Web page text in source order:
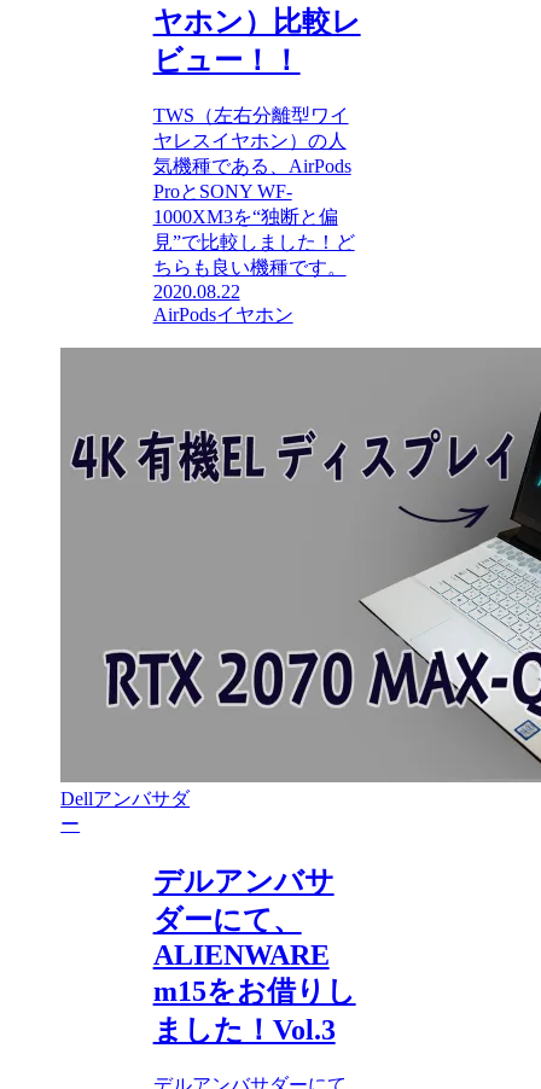
ヤホン）比較レ
ビュー！！
TWS（左右分離型ワイ
ヤレスイヤホン）の人
気機種である、AirPods
ProとSONY WF-
1000XM3を“独断と偏
見”で比較しました！ど
ちらも良い機種です。
2020.08.22
AirPodsイヤホン
Dellアンバサダ
ー
デルアンバサ
ダーにて、
ALIENWARE
m15をお借りし
ました！Vol.3
デルアンバサダーにて